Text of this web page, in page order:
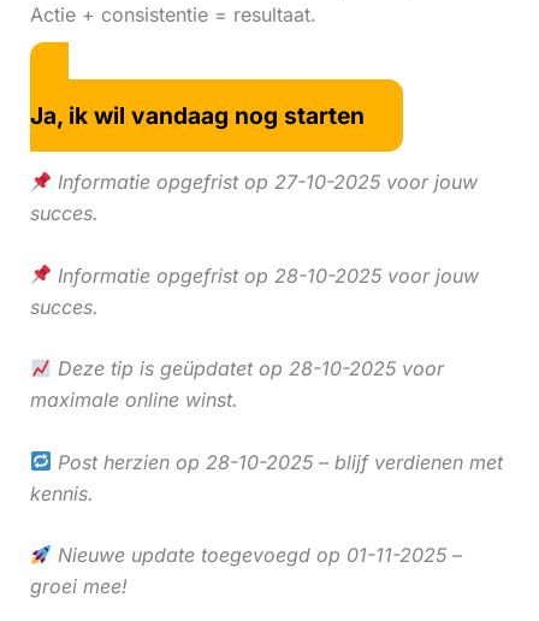
Actie + consistentie = resultaat.
Ja, ik wil vandaag nog starten
Informatie opgefrist op 27-10-2025 voor jouw
succes.
Informatie opgefrist op 28-10-2025 voor jouw
succes.
Deze tip is geüpdatet op 28-10-2025 voor
maximale online winst.
Post herzien op 28-10-2025 – blijf verdienen met
kennis.
Nieuwe update toegevoegd op 01-11-2025 –
groei mee!